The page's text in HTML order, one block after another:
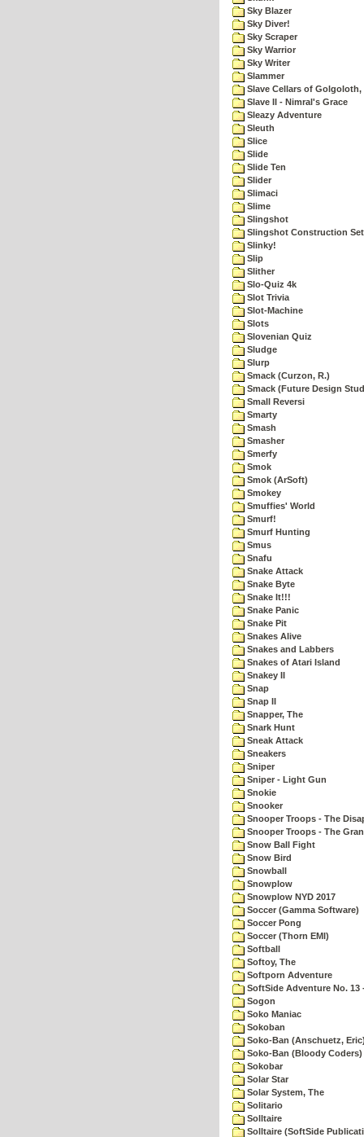
Sky Blazer
Sky Diver!
Sky Scraper
Sky Warrior
Sky Writer
Slammer
Slave Cellars of Golgoloth,
Slave II - Nimral's Grace
Sleazy Adventure
Sleuth
Slice
Slide
Slide Ten
Slider
Slimaci
Slime
Slingshot
Slingshot Construction Set
Slinky!
Slip
Slither
Slo-Quiz 4k
Slot Trivia
Slot-Machine
Slots
Slovenian Quiz
Sludge
Slurp
Smack (Curzon, R.)
Smack (Future Design
Small Reversi
Smarty
Smash
Smasher
Smerfy
Smok
Smok (ArSoft)
Smokey
Smuffies' World
Smurf!
Smurf Hunting
Smus
Snafu
Snake Attack
Snake Byte
Snake It!!!
Snake Panic
Snake Pit
Snakes Alive
Snakes and Labbers
Snakes of Atari Island
Snakey II
Snap
Snap II
Snapper, The
Snark Hunt
Sneak Attack
Sneakers
Sniper
Sniper - Light Gun
Snokie
Snooker
Snooper Troops - The
Snooper Troops - The
Snow Ball Fight
Snow Bird
Snowball
Snowplow
Snowplow NYD 2017
Soccer (Gamma Software)
Soccer Pong
Soccer (Thorn EMI)
Softball
Softoy, The
Softporn Adventure
SoftSide Adventure No. 13
Sogon
Soko Maniac
Sokoban
Soko-Ban (Anschuetz,
Soko-Ban (Bloody Coders)
Sokobar
Solar Star
Solar System, The
Solitario
Solltaire
Solltaire (SoftSide